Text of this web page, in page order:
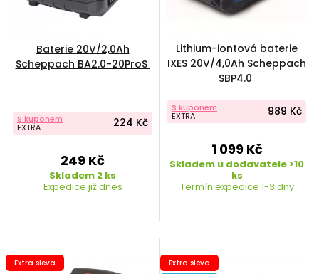
Baterie 20V/2,0Ah
Scheppach BA2.0-20ProS
S kuponem
EXTRA 224 Kč
249 Kč
Skladem 2 ks
Expedice již dnes
Lithium-iontová baterie
IXES 20V/4,0Ah Scheppach
SBP4.0
S kuponem
EXTRA 989 Kč
1 099 Kč
Skladem u dodavatele >10
ks
Termín expedice 1-3 dny
Extra sleva
Extra sleva